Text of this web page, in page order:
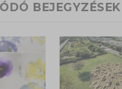
BEJEGYZÉSEK